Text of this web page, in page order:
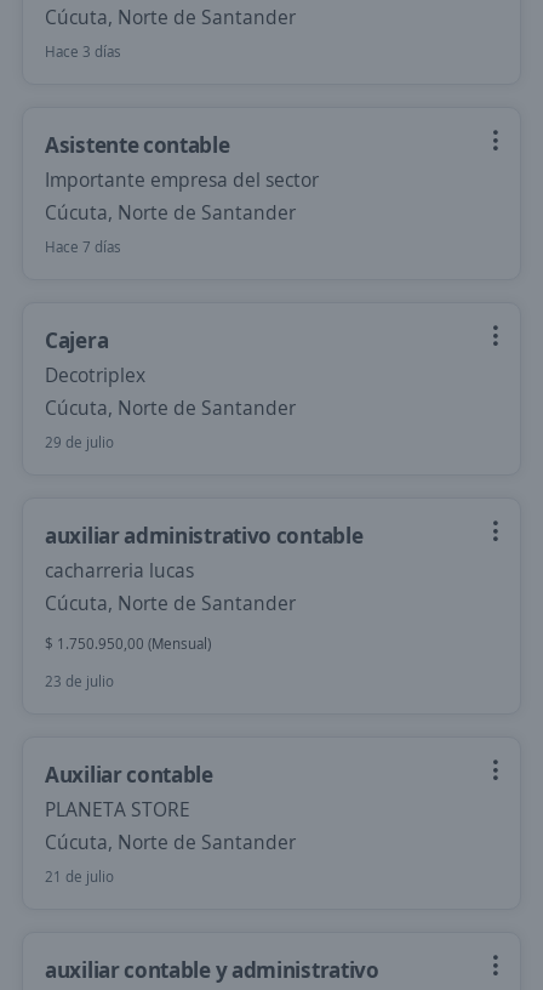
Cúcuta, Norte de Santander
Hace 3 días
Asistente contable
Importante empresa del sector
Cúcuta, Norte de Santander
Hace 7 días
Cajera
Decotriplex
Cúcuta, Norte de Santander
29 de julio
auxiliar administrativo contable
cacharreria lucas
Cúcuta, Norte de Santander
$ 1.750.950,00 (Mensual)
23 de julio
Auxiliar contable
PLANETA STORE
Cúcuta, Norte de Santander
21 de julio
auxiliar contable y administrativo